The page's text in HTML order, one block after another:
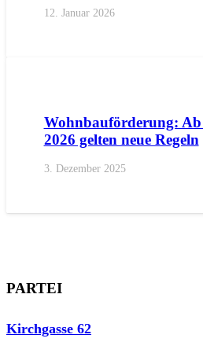
12. Januar 2026
Wohnbauförderung:
2026 gelten neue Regeln
3. Dezember 2025
PARTEI
Kirchgasse 62